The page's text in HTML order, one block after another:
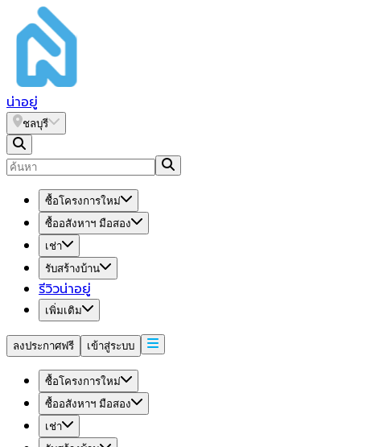
น่าอยู่
ชลบุรี
ซื้อโครงการใหม่
ซื้ออสังหาฯ มือสอง
เช่า
รับสร้างบ้าน
รีวิวน่าอยู่
เพิ่มเติม
ลงประกาศฟรี เข้าสู่ระบบ
ซื้อโครงการใหม่
ซื้ออสังหาฯ มือสอง
เช่า